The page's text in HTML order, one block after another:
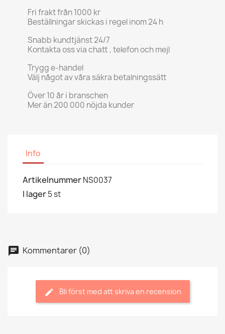
Fri frakt från 1000 kr
Beställningar skickas i regel inom 24 h
Snabb kundtjänst 24/7
Kontakta oss via chatt , telefon och mejl
Trygg e-handel
Välj något av våra säkra betalningssätt
Över 10 år i branschen
Mer än 200 000 nöjda kunder
Info
ArtikelnummerNS0037
I lager5 st
Kommentarer (0)
Bli först med att skriva en recension